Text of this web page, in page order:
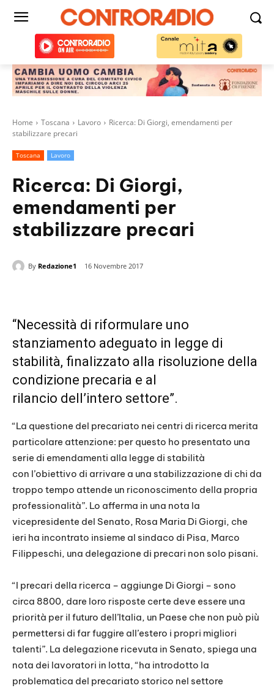
Home Toscana Lavoro
Ricerca: Di Giorgi, emendamenti per
stabilizzare precari
Toscana Lavoro
Ricerca: Di Giorgi,
emendamenti per
stabilizzare precari
By Redazione1 16 Novembre 2017
“Necessità di riformulare uno
stanziamento adeguato in legge di
stabilità, finalizzato alla risoluzione della
condizione precaria e al
rilancio dell’intero settore”.
“La questione del precariato nei centri di ricerca merita
particolare attenzione: per questo ho presentato una
serie di emendamenti alla legge di stabilità
con l’obiettivo di arrivare a una stabilizzazione di chi da
troppo tempo attende un riconoscimento della propria
professionalità”. Lo afferma in una nota la
vicepresidente del Senato, Rosa Maria Di Giorgi, che
ieri ha incontrato insieme al sindaco di Pisa, Marco
Filippeschi, una delegazione di precari non solo pisani.
“I precari della ricerca – aggiunge Di Giorgi – sono
circa 8800, dare loro risposte certe deve essere una
priorità per il futuro dell’Italia, un Paese che non può più
permettersi di far fuggire all’estero i propri migliori
talenti”. La delegazione ricevuta in Senato, spiega una
nota dei lavoratori in lotta, “ha introdotto la
problematica del precariato storico nel settore